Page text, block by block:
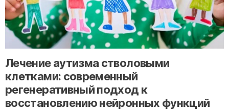
" alt="loading" class="img-responsive"/>
Лечение аутизма стволовыми
клетками: современный
регенеративный подход к
восстановлению нейронных функций